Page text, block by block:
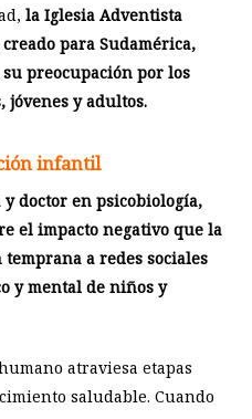
la Iglesia Adventista
para Sudamérica,
preocupación por los
jóvenes y adultos.
infantil
doctor en psicobiología,
el impacto negativo que la
a redes sociales
y mental de niños y
atraviesa etapas
saludable. Cuando